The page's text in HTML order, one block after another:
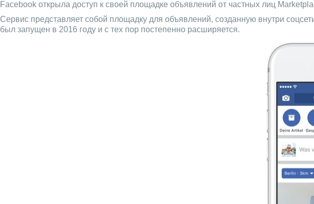
Facebook открыла доступ к своей площадке объявлений от частных лиц
Сервис представляет собой площадку для объявлений, созданную внутри
был запущен в 2016 году и с тех пор постепенно расширяется.